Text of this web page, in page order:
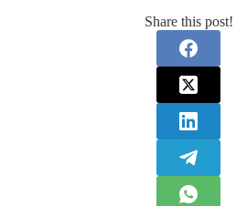
Share this post!